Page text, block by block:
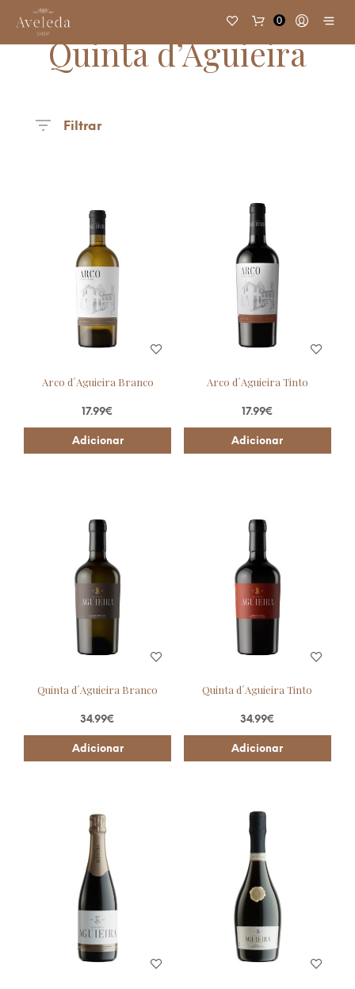
0
Quinta d’Aguieira
Filtrar
Arco d´Aguieira Branco
17.99€
Adicionar
Arco d´Aguieira Tinto
17.99€
Adicionar
Quinta d´Aguieira Branco
34.99€
Adicionar
Quinta d´Aguieira Tinto
34.99€
Adicionar